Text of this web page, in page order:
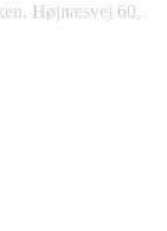
Højnæsvej 60,